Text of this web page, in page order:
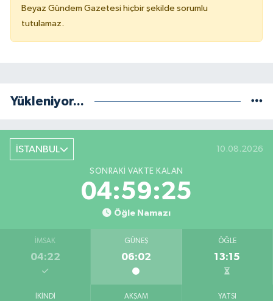
Beyaz Gündem Gazetesi hiçbir şekilde sorumlu
tutulamaz.
Yükleniyor...
İSTANBUL 10.08.2026
SONRAKI VAKTE KALAN
04:59:24
Öğle Namazı
İMSAK
04:22
GÜNEŞ
06:02
ÖĞLE
13:15
İKINDI AKŞAM YATSI